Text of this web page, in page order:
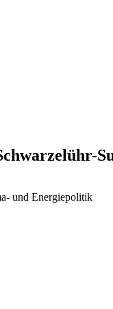
und Energiepolitik